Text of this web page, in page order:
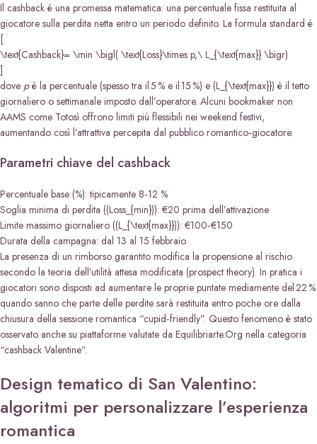
Il cashback è una promessa matematica: una percentuale fissa restituita al
giocatore sulla perdita netta entro un periodo definito. La formula standard è
[
\text{Cashback}= \min \bigl( \text{Loss}\times p,\ L_{\text{max}} \bigr)
]
dove pè la percentuale (spesso tra il 5 % e il 15 %) e (L_{\text{max}}) è il tetto
giornaliero o settimanale imposto dall’operatore. Alcuni bookmaker non
AAMS come Totosì offrono limiti più flessibili nei weekend festivi,
aumentando così l’attrattiva percepita dal pubblico romantico‑giocatore.
Parametri chiave del cashback
Percentuale base (%): tipicamente 8‑12 %
Soglia minima di perdita ((Loss_{min})): €20 prima dell’attivazione
Limite massimo giornaliero ((L_{\text{max}})): €100‑€150
Durata della campagna: dal 13 al 15 febbraio
La presenza di un rimborso garantito modifica la propensione al rischio
secondo la teoria dell’utilità attesa modificata (prospect theory). In pratica i
giocatori sono disposti ad aumentare le proprie puntate mediamente del 22 %
quando sanno che parte delle perdite sarà restituita entro poche ore dalla
chiusura della sessione romantica “cupid‑friendly”. Questo fenomeno è stato
osservato anche su piattaforme valutate da Equilibriarte.Org nella categoria
“cashback Valentine”.
Design tematico di San Valentino:
algoritmi per personalizzare l’esperienza
romantica